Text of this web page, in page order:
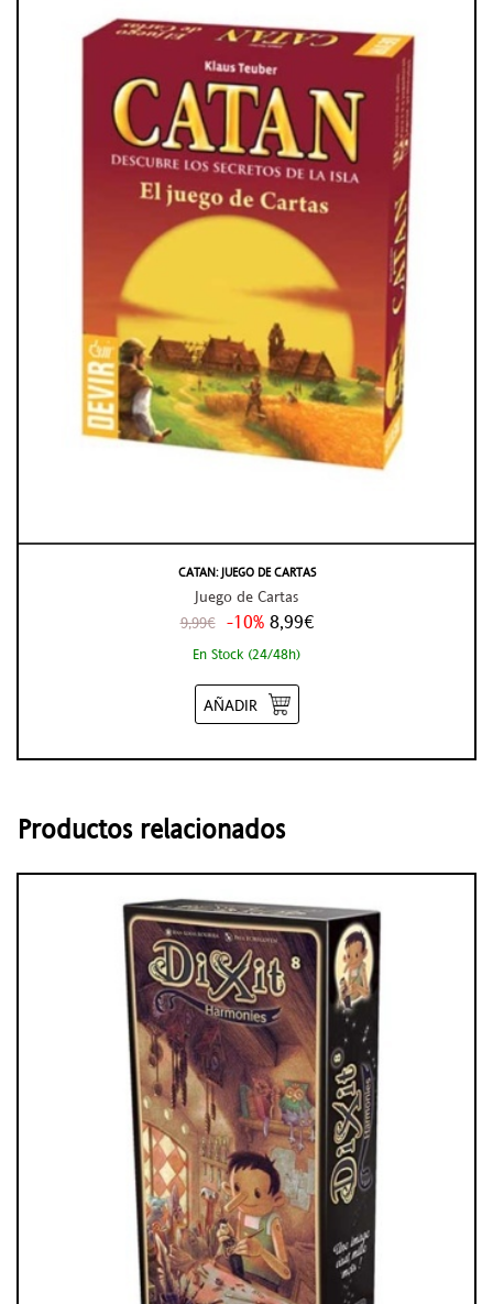
CATAN: JUEGO DE CARTAS
Juego de Cartas
9,99€ -10% 8,99€
En Stock (24/48h)
AÑADIR
Productos relacionados